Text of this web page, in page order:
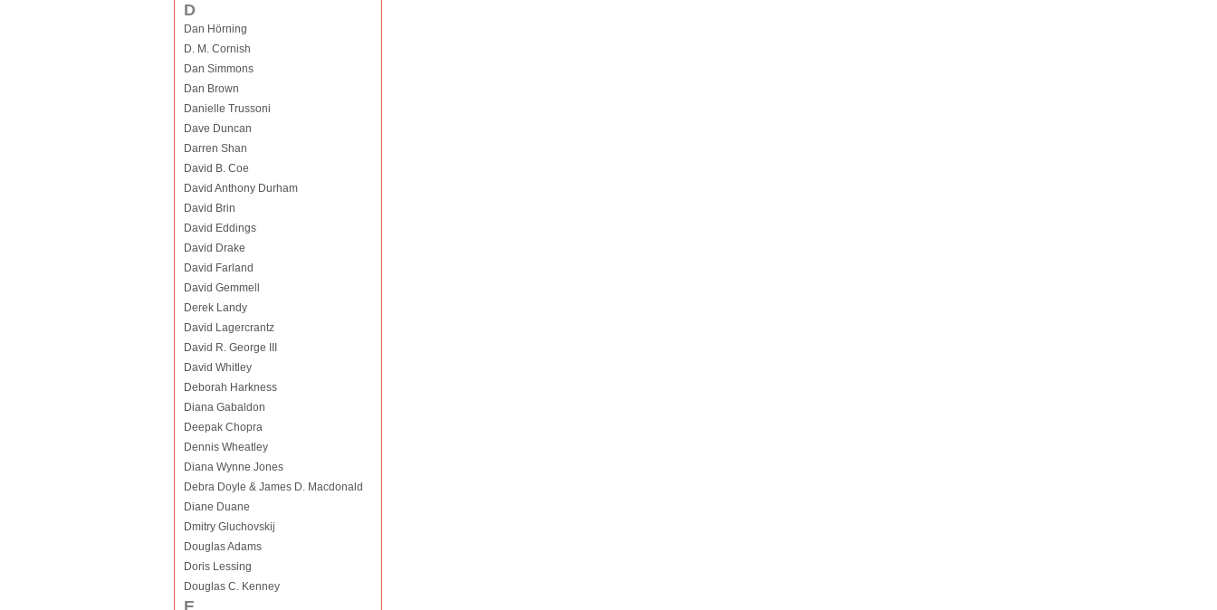
D
Dan Hörning
D. M. Cornish
Dan Simmons
Dan Brown
Danielle Trussoni
Dave Duncan
Darren Shan
David B. Coe
David Anthony Durham
David Brin
David Eddings
David Drake
David Farland
David Gemmell
Derek Landy
David Lagercrantz
David R. George III
David Whitley
Deborah Harkness
Diana Gabaldon
Deepak Chopra
Dennis Wheatley
Diana Wynne Jones
Debra Doyle & James D. Macdonald
Diane Duane
Dmitry Gluchovskij
Douglas Adams
Doris Lessing
Douglas C. Kenney
E